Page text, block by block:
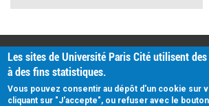
PRATIQUE
Plan d'accès
Intranet
Mentions légales
Données personnelles
Les sites de Université Paris Cité utilisent
à des fins statistiques.
Vous pouvez consentir au dépôt d'un cookie sur
cliquant sur "J'accepte", ou refuser avec le